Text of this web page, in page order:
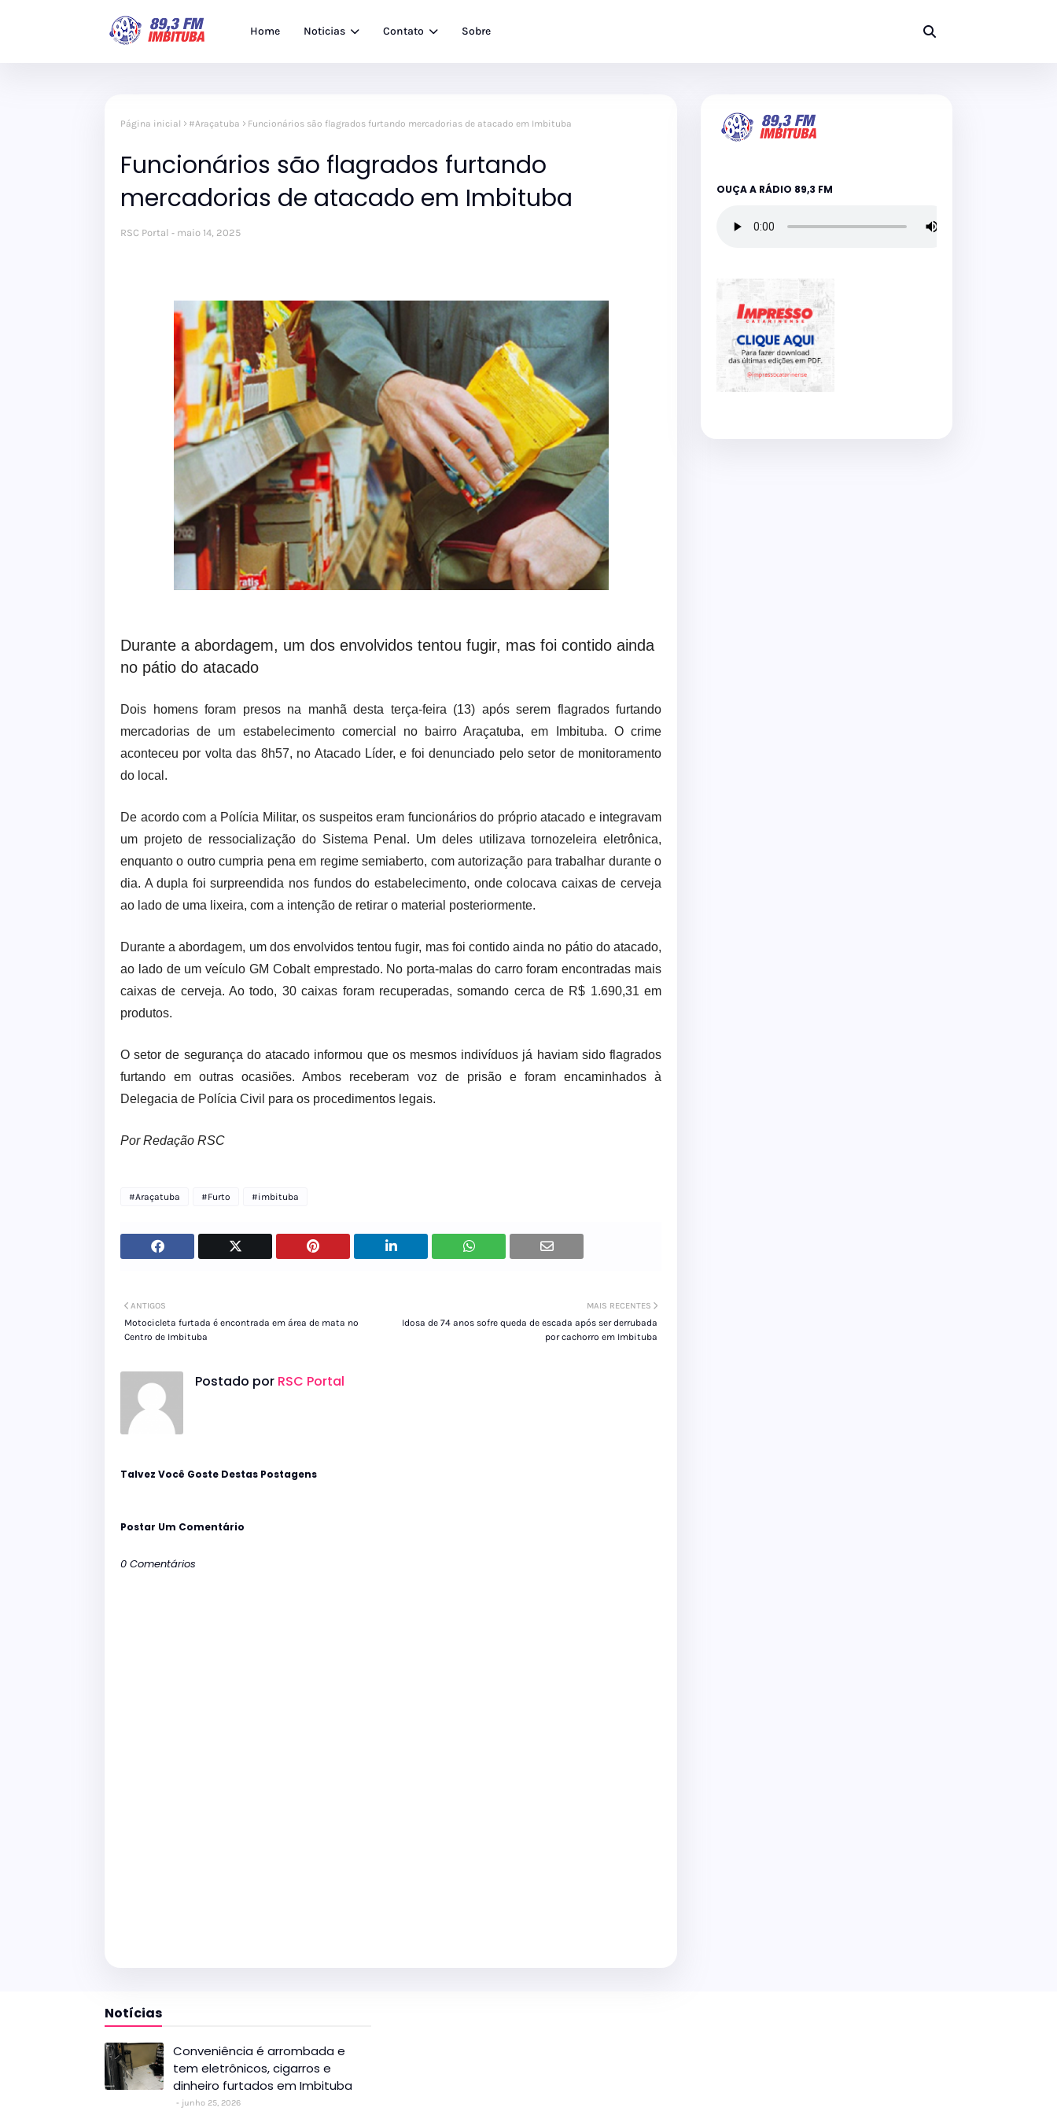
Home Noticias Contato Sobre
Página inicial #Araçatuba Funcionários são flagrados furtando mercadorias de atacado em Imbituba
Funcionários são flagrados furtando
mercadorias de atacado em Imbituba
RSC Portal maio 14, 2025
Durante a abordagem, um dos envolvidos tentou fugir, mas foi contido ainda
no pátio do atacado
Dois homens foram presos na manhã desta terça-feira (13) após serem flagrados furtando
mercadorias de um estabelecimento comercial no bairro Araçatuba, em Imbituba. O crime
aconteceu por volta das 8h57, no Atacado Líder, e foi denunciado pelo setor de monitoramento
do local.
De acordo com a Polícia Militar, os suspeitos eram funcionários do próprio atacado e integravam
um projeto de ressocialização do Sistema Penal. Um deles utilizava tornozeleira eletrônica,
enquanto o outro cumpria pena em regime semiaberto, com autorização para trabalhar durante o
dia. A dupla foi surpreendida nos fundos do estabelecimento, onde colocava caixas de cerveja
ao lado de uma lixeira, com a intenção de retirar o material posteriormente.
Durante a abordagem, um dos envolvidos tentou fugir, mas foi contido ainda no pátio do atacado,
ao lado de um veículo GM Cobalt emprestado. No porta-malas do carro foram encontradas mais
caixas de cerveja. Ao todo, 30 caixas foram recuperadas, somando cerca de R$ 1.690,31 em
produtos.
O setor de segurança do atacado informou que os mesmos indivíduos já haviam sido flagrados
furtando em outras ocasiões. Ambos receberam voz de prisão e foram encaminhados à
Delegacia de Polícia Civil para os procedimentos legais.
Por Redação RSC
#Araçatuba #Furto #imbituba
MAIS RECENTES
Idosa de 74 anos sofre queda de escada após ser derrubada
por cachorro em Imbituba
ANTIGOS
Motocicleta furtada é encontrada em área de mata no
Centro de Imbituba
Postado por RSC Portal
Talvez Você Goste Destas Postagens
Postar Um Comentário
0 Comentários
OUÇA A RÁDIO 89,3 FM
Notícias
Conveniência é arrombada e
tem eletrônicos, cigarros e
dinheiro furtados em Imbituba
junho 25, 2026